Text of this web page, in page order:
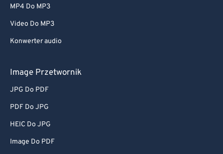
MP4 Do MP3
Video Do MP3
Konwerter audio
Image Przetwornik
JPG Do PDF
PDF Do JPG
HEIC Do JPG
Image Do PDF